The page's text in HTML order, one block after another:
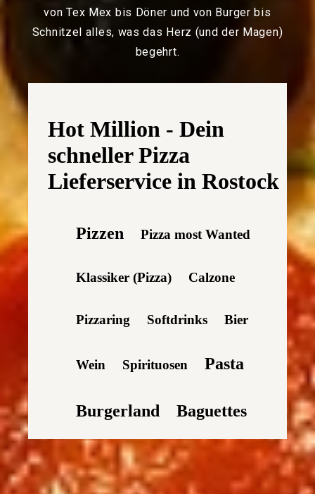
von Tex Mex bis Döner und von Burger bis
Schnitzel alles, was das Herz (und der Magen)
begehrt.